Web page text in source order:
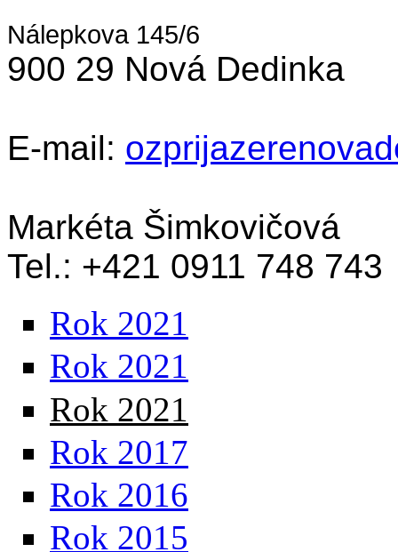
Nálepkova 145/6
900 29 Nová Dedinka
E-mail:
Markéta Šimkovičová
Tel.: +421 0911 748 743
Rok 2021
Rok 2021
Rok 2021
Rok 2017
Rok 2016
Rok 2015